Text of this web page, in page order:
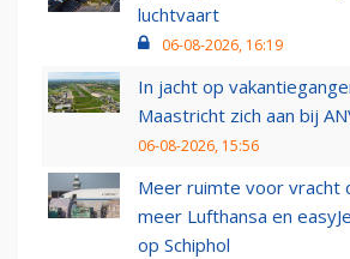
luchtvaart
06-08-2026, 16:19
In jacht op
Maastricht zich aan bij
06-08-2026, 15:56
Meer ruimte voor vracht
meer Lufthansa en
op Schiphol